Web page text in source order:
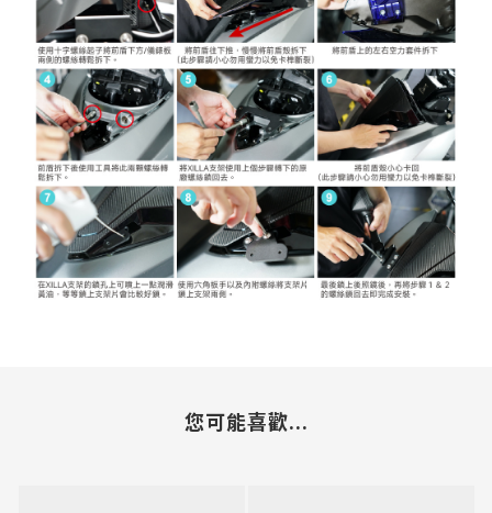
您可能喜歡...